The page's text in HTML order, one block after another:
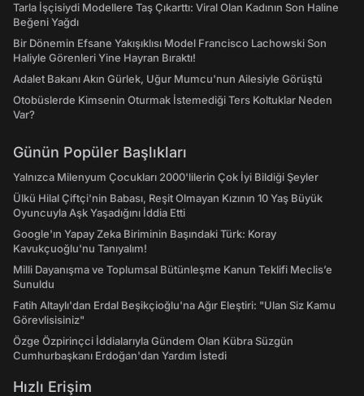
Tarla İşçisiydi Modellere Taş Çıkarttı: Viral Olan Kadının Son Haline
Beğeni Yağdı
Bir Dönemin Efsane Yakışıklısı Model Francisco Lachowski Son
Haliyle Görenleri Yine Hayran Bıraktı!
Adalet Bakanı Akın Gürlek, Uğur Mumcu'nun Ailesiyle Görüştü
Otobüslerde Kimsenin Oturmak İstemediği Ters Koltuklar Neden
Var?
Günün Popüler Başlıkları
Yalnızca Milenyum Çocukları 2000'lilerin Çok İyi Bildiği Şeyler
Ülkü Hilal Çiftçi'nin Babası, Reşit Olmayan Kızının 10 Yaş Büyük
Oyuncuyla Aşk Yaşadığını İddia Etti
Google'ın Yapay Zeka Biriminin Başındaki Türk: Koray
Kavukçuoğlu'nu Tanıyalım!
Milli Dayanışma ve Toplumsal Bütünleşme Kanun Teklifi Meclis’e
Sunuldu
Fatih Altaylı'dan Erdal Beşikçioğlu'na Ağır Eleştiri: "Ulan Siz Kamu
Görevlisisiniz"
Özge Özpirinçci İddialarıyla Gündem Olan Kübra Süzgün
Cumhurbaşkanı Erdoğan'dan Yardım İstedi
Hızlı Erişim